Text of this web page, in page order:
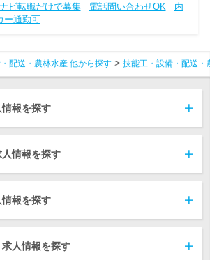
ビ転職だけで募集 電話問い合わせOK
内
ー通勤可
配送・農林水産 他から探す 技能工・設備・配送・
報を探す
情報を探す
報を探す
人情報を探す